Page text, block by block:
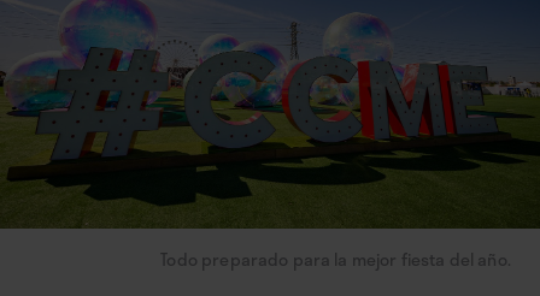
Todo preparado para la mejor fiesta del año.